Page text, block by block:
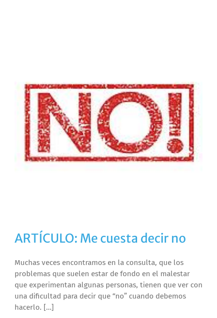
ARTÍCULO: Me cuesta decir no
Muchas veces encontramos en la consulta, que los
problemas que suelen estar de fondo en el malestar
que experimentan algunas personas, tienen que ver con
una dificultad para decir que “no” cuando debemos
hacerlo. […]